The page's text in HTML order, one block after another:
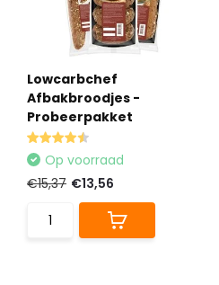
Lowcarbchef
Afbakbroodjes -
Probeerpakket
Op voorraad
€15,37 €13,56